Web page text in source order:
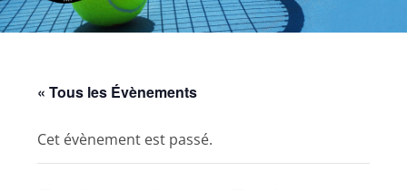
« Tous les Évènements
Cet évènement est passé.